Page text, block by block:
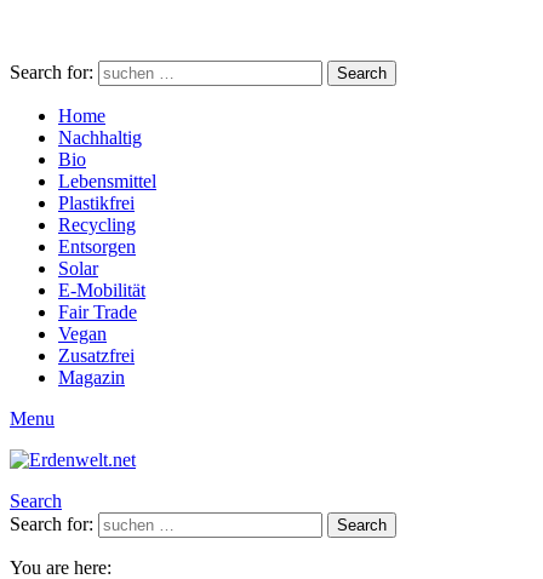
Search for: Search
Home
Nachhaltig
Bio
Lebensmittel
Plastikfrei
Recycling
Entsorgen
Solar
E-Mobilität
Fair Trade
Vegan
Zusatzfrei
Magazin
Menu
Search
Search for:
Search
You are here: